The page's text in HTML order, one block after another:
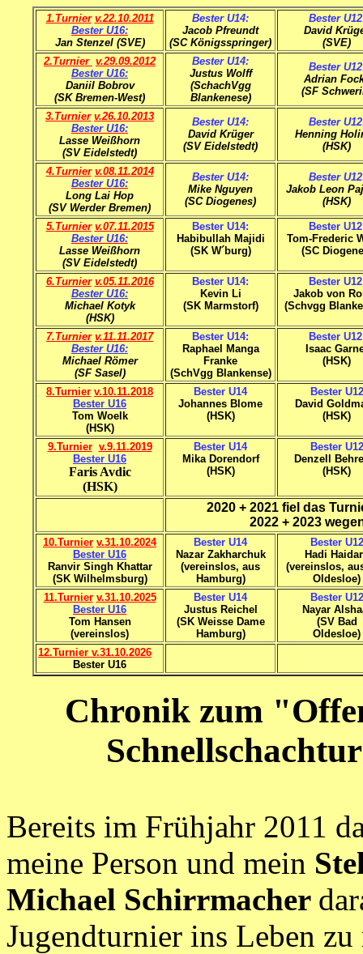
1.Turnier v.22.10.2011
Bester U16:
Jan Stenzel (SVE)
Bester U14:
Jacob Pfreundt
(SC Königsspringer)
Bester
David
(SVE)
2.Turnier v.29.09.2012
Bester U16:
Daniil Bobrov
(SK Bremen-West)
Bester U14:
Justus Wolff
(SchachVgg
Blankenese)
Bester
Adrian
(SF
3.Turnier v.26.10.2013
Bester U16:
Lasse Weißhorn
(SV Eidelstedt)
Bester U14:
David Krüger
(SV Eidelstedt)
Bester
Henning
(HSK)
4.Turnier v.08.11.2014
Bester U16:
Long Lai Hop
(SV Werder Bremen)
Bester U14:
Mike Nguyen
(SC Diogenes)
Bester
Jakob Leon
(HSK)
5.Turnier v.07.11.2015
Bester U16:
Lasse Weißhorn
(SV Eidelstedt)
Bester U14:
Habibullah Majidi
(SK W´burg)
Bester
Tom-Frederic
(SC
6.Turnier v.05.11.2016
Bester U16:
Michael Kotyk
(HSK)
Bester U14:
Kevin Li
(SK Marmstorf)
Bester
Jakob von
(Schvgg
7.Turnier v.11.11.2017
Bester U16:
Michael Römer
(SF Sasel)
Bester U14:
Raphael Manga
Franke
(SchVgg Blankense)
Bester
Isaac
(HSK)
8.Turnier v.10.11.2018
Bester U16
Tom Woelk
(HSK)
Bester U14
Johannes Blome
(HSK)
Bester U12
David
(HSK)
9.Turnier v.9.11.2019
Bester U16
Faris Avdic
(HSK)
Bester U14
Mika Dorendorf
(HSK)
Bester U12
Denzell
(HSK)
2020 + 2021 fiel das
2022 + 2023
10.Turnier v.31.10.2024
Bester U16
Ranvir Singh Khattar
(SK Wilhelmsburg)
Bester U14
Nazar Zakharchuk
(vereinslos, aus
Hamburg)
Bester U12
Hadi
(vereinslos,
Oldesloe)
11.Turnier v.31.10.2025
Bester U16
Tom Hansen
(vereinslos)
Bester U14
Justus Reichel
(SK Weisse Dame
Hamburg)
Bester U12
Nayar
(SV Bad
Oldesloe)
12.Turnier v.31.10.2026
Bester U16
Chronik zum
Bereits im Frühjahr 2011
meine Person und mein
Michael Schirrmacher
Jugendturnier ins Leben